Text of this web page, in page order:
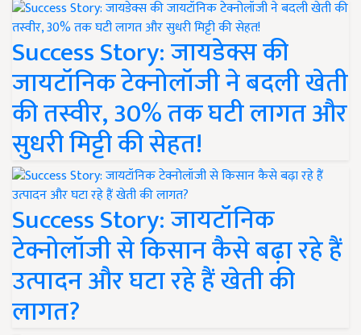
Success Story: जायडेक्स की
जायटॉनिक टेक्नोलॉजी ने बदली खेती
की तस्वीर, 30% तक घटी लागत और
सुधरी मिट्टी की सेहत!
Success Story: जायटॉनिक
टेक्नोलॉजी से किसान कैसे बढ़ा रहे हैं
उत्पादन और घटा रहे हैं खेती की
लागत?